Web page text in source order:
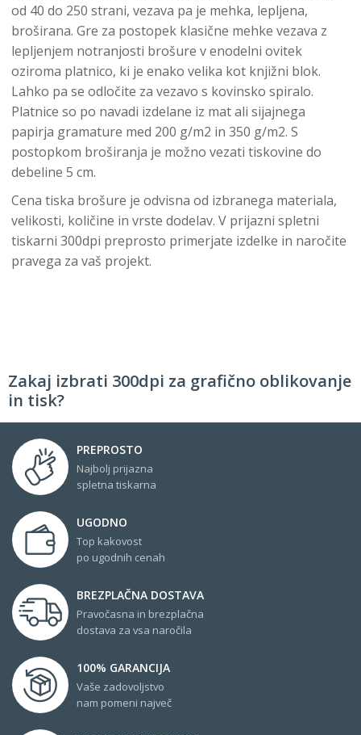
od 40 do 250 strani, vezava pa je mehka, lepljena,
broširana. Gre za postopek klasične mehke vezava z
lepljenjem notranjosti brošure v enodelni ovitek
oziroma platnico, ki je enako velika kot knjižni blok.
Lahko pa se odločite za vezavo s kovinsko spiralo.
Platnice so po navadi izdelane iz mat ali sijajnega
papirja gramature med 200 g/m2 in 350 g/m2. S
postopkom broširanja je možno vezati tiskovine do
debeline 5 cm.
Cena tiska brošure je odvisna od izbranega materiala,
velikosti, količine in vrste dodelav. V prijazni spletni
tiskarni 300dpi preprosto primerjate izdelke in naročite
pravega za vaš projekt.
Zakaj izbrati 300dpi za grafično oblikovanje
in tisk?
PREPROSTO
Najbolj prijazna
spletna tiskarna
UGODNO
Top kakovost
po ugodnih cenah
BREZPLAČNA DOSTAVA
Pravočasna in brezplačna
dostava za vsa naročila
100% GARANCIJA
Vaše zadovoljstvo
nam pomeni največ